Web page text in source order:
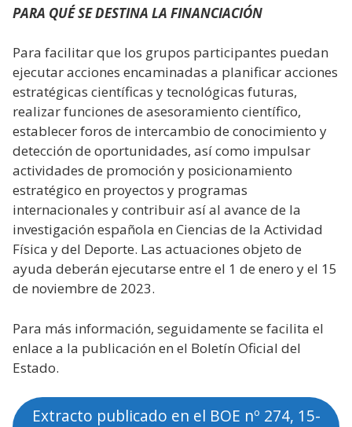
PARA QUÉ SE DESTINA LA FINANCIACIÓN
Para facilitar que los grupos participantes puedan
ejecutar acciones encaminadas a planificar acciones
estratégicas científicas y tecnológicas futuras,
realizar funciones de asesoramiento científico,
establecer foros de intercambio de conocimiento y
detección de oportunidades, así como impulsar
actividades de promoción y posicionamiento
estratégico en proyectos y programas
internacionales y contribuir así al avance de la
investigación española en Ciencias de la Actividad
Física y del Deporte. Las actuaciones objeto de
ayuda deberán ejecutarse entre el 1 de enero y el 15
de noviembre de 2023.
Para más información, seguidamente se facilita el
enlace a la publicación en el Boletín Oficial del
Estado.
Extracto publicado en el BOE nº 274, 15-